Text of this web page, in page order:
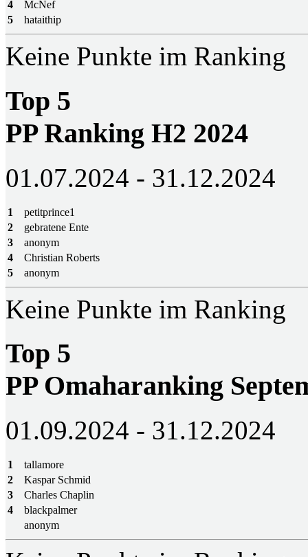
4
McNef
5
hataithip
Keine Punkte im Ranking
Top 5
PP Ranking H2 2024
01.07.2024 - 31.12.2024
1
petitprince1
2
gebratene Ente
3
anonym
4
Christian Roberts
5
anonym
Keine Punkte im Ranking
Top 5
PP Omaharanking
01.09.2024 - 31.12.2024
1
tallamore
2
Kaspar Schmid
3
Charles Chaplin
4
blackpalmer
anonym